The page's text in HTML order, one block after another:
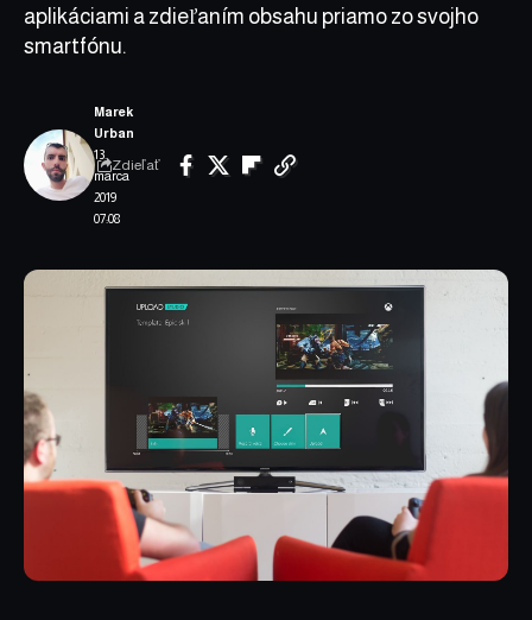
aplikáciami a zdieľaním obsahu priamo zo svojho
smartfónu.
13.
marca
2019
07:08
Marek
Urban
Zdieľať